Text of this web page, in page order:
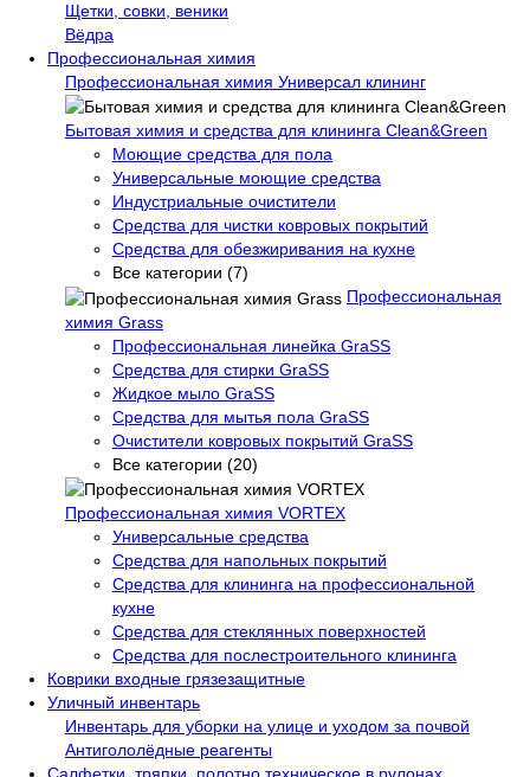
Щетки, совки, веники
Вёдра
Профессиональная химия
Профессиональная химия Универсал клининг
Бытовая химия и средства для клининга Clean&Green
Моющие средства для пола
Универсальные моющие средства
Индустриальные очистители
Средства для чистки ковровых покрытий
Средства для обезжиривания на кухне
Все категории (7)
Профессиональная
химия Grass
Профессиональная линейка GraSS
Средства для стирки GraSS
Жидкое мыло GraSS
Средства для мытья пола GraSS
Очистители ковровых покрытий GraSS
Все категории (20)
Профессиональная химия VORTEX
Универсальные средства
Средства для напольных покрытий
Средства для клининга на профессиональной
кухне
Средства для стеклянных поверхностей
Средства для послестроительного клининга
Коврики входные грязезащитные
Уличный инвентарь
Инвентарь для уборки на улице и уходом за почвой
Антигололёдные реагенты